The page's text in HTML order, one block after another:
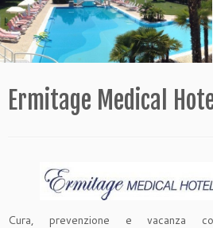
Ermitage Medical
Cura, prevenzione e vacanza